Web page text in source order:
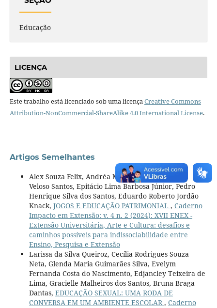
Educação
LICENÇA
Este trabalho está licenciado sob uma licençaCreative Commons
Attribution-NonCommercial-ShareAlike 4.0 International License.
Artigos Semelhantes
Alex Souza Felix, Andréa Maria da Silva, Dayane
Veloso Santos, Epitácio Lima Barbosa Júnior, Pedro
Henrique Silva dos Santos, Eduardo Roberto Jordão
Knack, JOGOS E EDUCAÇÃO PATRIMONIAL , Caderno
Impacto em Extensão: v. 4 n. 2 (2024): XVII ENEX -
Extensão Universitária, Arte e Cultura: desafios e
caminhos possíveis para indissociabilidade entre
Ensino, Pesquisa e Extensão
Larissa da Silva Queiroz, Cecília Rodrigues Souza
Neta, Glenda Maria Guimarães Silva, Evelym
Fernanda Costa do Nascimento, Edjancley Teixeira de
Lima, Gracielle Malheiros dos Santos, Bruna Braga
Dantas, EDUCAÇÃO SEXUAL: UMA RODA DE
CONVERSA EM UM AMBIENTE ESCOLAR, Caderno